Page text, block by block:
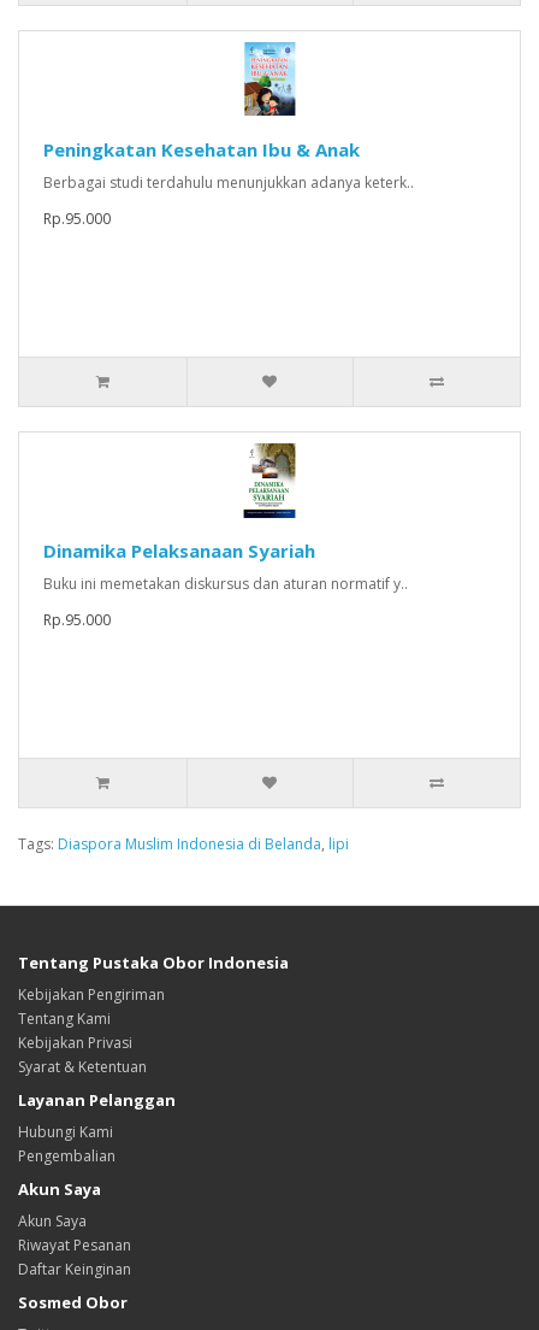
Peningkatan Kesehatan Ibu & Anak
Berbagai studi terdahulu menunjukkan adanya keterk..
Rp.95.000
Dinamika Pelaksanaan Syariah
Buku ini memetakan diskursus dan aturan normatif y..
Rp.95.000
Tags: Diaspora Muslim Indonesia di Belanda, lipi
Tentang Pustaka Obor Indonesia
Kebijakan Pengiriman
Tentang Kami
Kebijakan Privasi
Syarat & Ketentuan
Layanan Pelanggan
Hubungi Kami
Pengembalian
Akun Saya
Akun Saya
Riwayat Pesanan
Daftar Keinginan
Sosmed Obor